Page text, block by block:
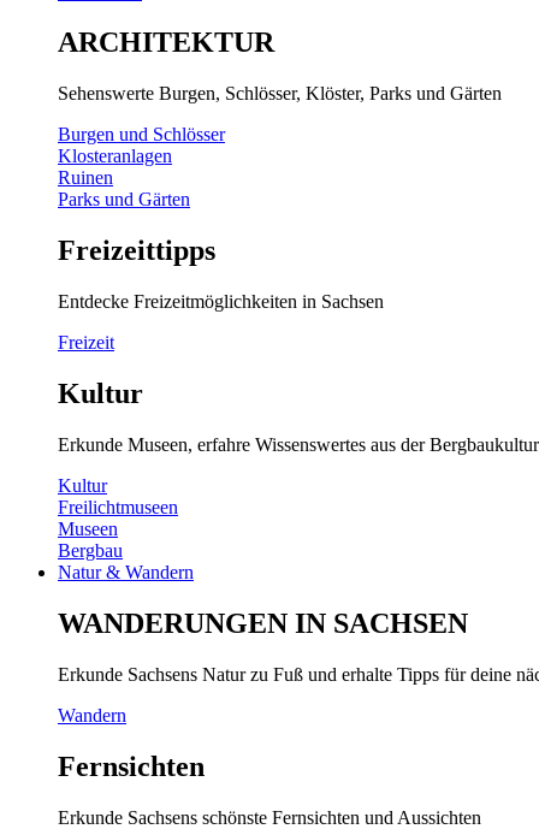
ARCHITEKTUR
Sehenswerte Burgen, Schlösser, Klöster, Parks und Gärten
Burgen und Schlösser
Klosteranlagen
Ruinen
Parks und Gärten
Freizeittipps
Entdecke Freizeitmöglichkeiten in Sachsen
Freizeit
Kultur
Erkunde Museen, erfahre Wissenswertes aus der
Kultur
Freilichtmuseen
Museen
Bergbau
Natur & Wandern
WANDERUNGEN IN SACHSEN
Erkunde Sachsens Natur zu Fuß und erhalte Tipps für deine
Wandern
Fernsichten
Erkunde Sachsens schönste Fernsichten und Aussichten